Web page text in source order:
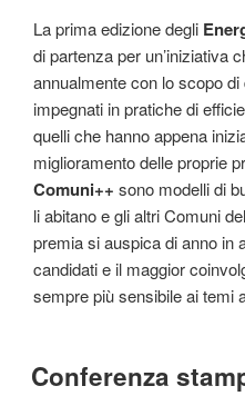
La prima edizione degli
di partenza per un’iniziativa
annualmente con lo scopo
impegnati in pratiche di
quelli che hanno appena
miglioramento delle proprie
Comuni++ sono modelli di
li abitano e gli altri Comuni
premia si auspica di anno in
candidati e il maggior
sempre più sensibile ai temi
Conferenza